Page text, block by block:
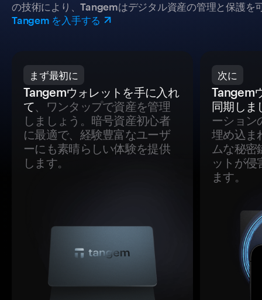
の技術により、Tangemはデジタル資産の管理と保護を
Tangem を入手する
まず最初に
Tangemウォレットを手に入れ
て、ワンタップで資産を管理
しましょう。暗号資産初心者
に最適で、経験豊富なユーザ
ーにも素晴らしい体験を提供
します。
次に
Tangem
同期しま
ーション
埋め込ま
ムな秘密
ットが侵
ます。